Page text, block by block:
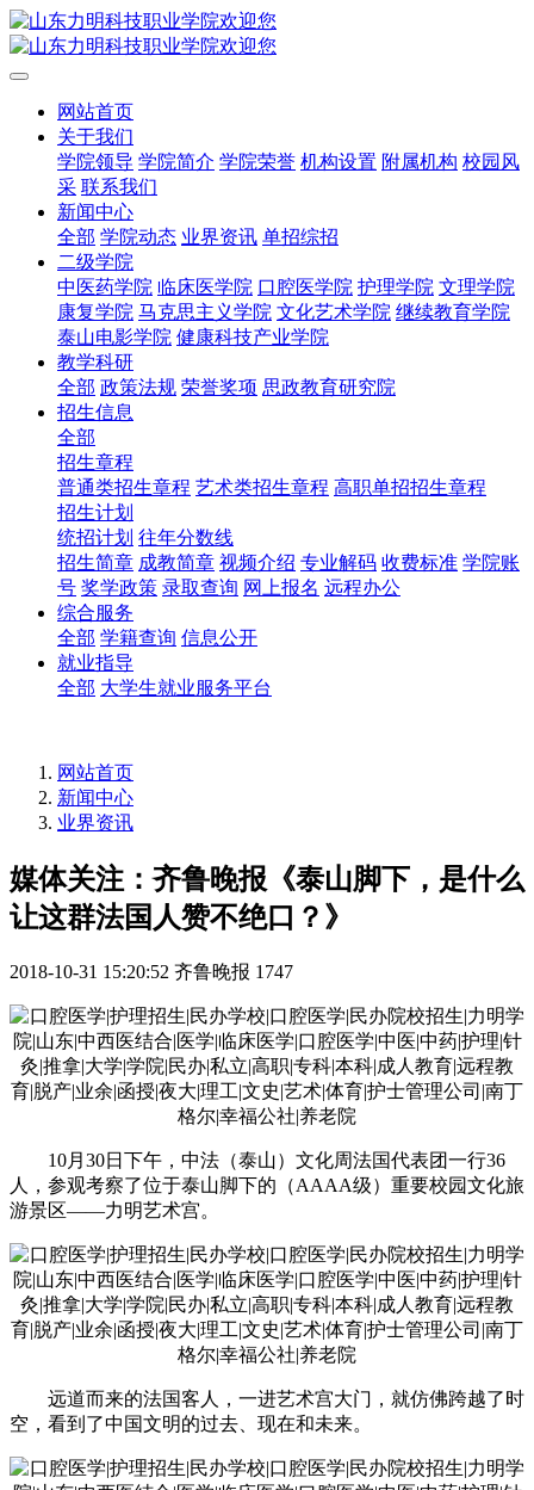
网站首页
关于我们
学院领导 学院简介 学院荣誉 机构设置 附属机构 校园风
采 联系我们
新闻中心
全部 学院动态 业界资讯 单招综招
二级学院
中医药学院 临床医学院 口腔医学院 护理学院 文理学院
康复学院 马克思主义学院 文化艺术学院 继续教育学院
泰山电影学院 健康科技产业学院
教学科研
全部 政策法规 荣誉奖项 思政教育研究院
招生信息
全部
招生章程
普通类招生章程 艺术类招生章程 高职单招招生章程
招生计划
统招计划 往年分数线
招生简章 成教简章 视频介绍 专业解码 收费标准 学院账
号 奖学政策 录取查询 网上报名 远程办公
综合服务
全部 学籍查询 信息公开
就业指导
全部 大学生就业服务平台
网站首页
新闻中心
业界资讯
媒体关注：齐鲁晚报《泰山脚下，是什么
让这群法国人赞不绝口？》
2018-10-31 15:20:52 齐鲁晚报 1747
10月30日下午，中法（泰山）文化周法国代表团一行36
人，参观考察了位于泰山脚下的（AAAA级）重要校园文化旅
游景区——力明艺术宫。
远道而来的法国客人，一进艺术宫大门，就仿佛跨越了时
空，看到了中国文明的过去、现在和未来。